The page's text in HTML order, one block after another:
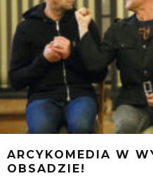
ARCYKOMEDIA W
OBSADZIE!